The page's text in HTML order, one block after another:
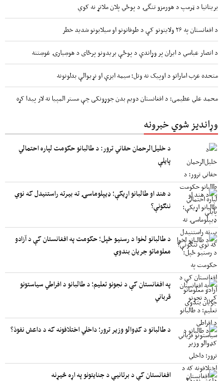
بریتانیا د ټرمپ د هورمزو تنگۍ د پوځي پلان ملاتړ نه کوي
د افغانستان په ۲۶ ولایتونو کې د طوفانونو او سیلابونو شدید خطر
د انصار عباسي د ایران پر وړاندې د پوځې بریدونو پرځای د هوښیارۍ غوښتنه
متحده عرب اماراتو د اوپیک نه وتل؛ سیمه ایزې او نړیوالې بدلونونه
محمد علي عظیمی: د افغانستان دویم بدن جوړونکی چې مستر المپیا ته لار پیدا کړه
وړاندیز شوي خبرونه
د خلیل‌الرحمان حقاني ترور: د طالبانو حکومت لپاره احتمالي
پایلې
د هند او طالبانو اړیکې؛ ډیپلوماسۍ ته بیرته راستنیدل که نوي
ننګونې؟
د طالبانو لخوا د رسنیو ځپل؛ حکومت په افغانستان کې د آزادو
معلوماتو جریان بندوي
په افغانستان کې د نجونو تعلیم؛ د طالبانو د افراطي سیاستونو
قرباني
د طالبانو د کډوالو وزیر ترور؛ داخلي اختلافونه که د داعش نفوذ؟
افغانستان کې د برتانیې د جنایتونو په اړه څیړنه